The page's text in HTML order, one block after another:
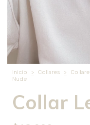
Inicio > Collares >
Nude
Collar